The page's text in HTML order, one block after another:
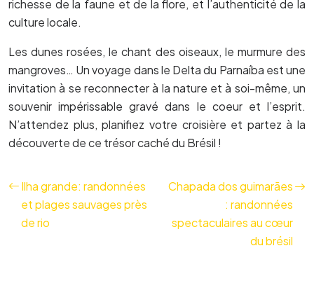
richesse de la faune et de la flore, et l’authenticité de la
culture locale.
Les dunes rosées, le chant des oiseaux, le murmure des
mangroves… Un voyage dans le Delta du Parnaíba est une
invitation à se reconnecter à la nature et à soi-même, un
souvenir impérissable gravé dans le coeur et l’esprit.
N’attendez plus, planifiez votre croisière et partez à la
découverte de ce trésor caché du Brésil !
Ilha grande: randonnées
et plages sauvages près
de rio
Chapada dos guimarães
: randonnées
spectaculaires au cœur
du brésil